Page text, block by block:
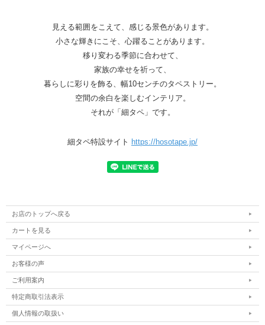
見える範囲をこえて、感じる景色があります。
小さな輝きにこそ、心躍ることがあります。
移り変わる季節に合わせて、
家族の幸せを祈って、
暮らしに彩りを飾る、幅10センチのタペストリー。
空間の余白を楽しむインテリア。
それが「細タペ」です。
細タペ特設サイト https://hosotape.jp/
お店のトップへ戻る
カートを見る
マイページへ
お客様の声
ご利用案内
特定商取引法表示
個人情報の取扱い